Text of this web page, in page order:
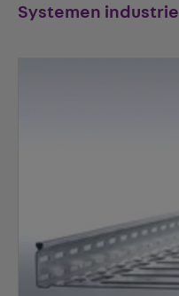
Systemen industrie